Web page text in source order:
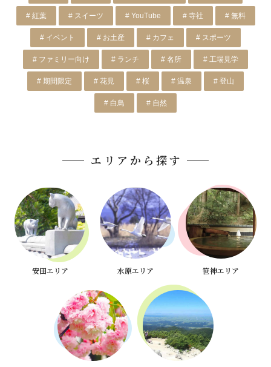
# 紅葉 # スイーツ # YouTube # 寺社 # 無料
# イベント # お土産 # カフェ # スポーツ
# ファミリー向け # ランチ # 名所 # 工場見学
# 期間限定 # 花見 # 桜 # 温泉 # 登山
# 白鳥 # 自然
エリアから探す
安田エリア 水原エリア 笹神エリア